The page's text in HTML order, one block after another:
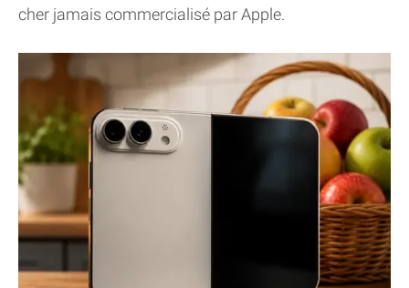
cher jamais commercialisé par Apple.